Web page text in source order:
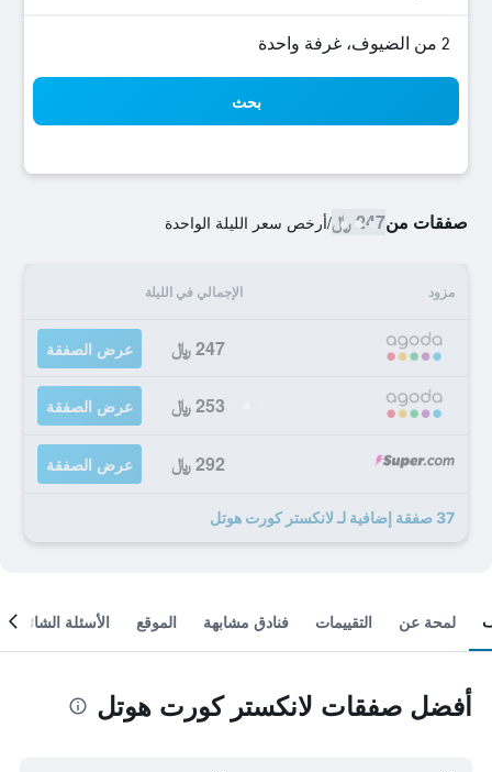
2 من الضيوف، غرفة واحدة
بحث
صفقات من247 ﷼ /أرخص سعر الليلة الواحدة
مزود الإجمالي في الليلة
247 ﷼ عرض الصفقة
253 ﷼ عرض الصفقة
292 ﷼ عرض الصفقة
37 صفقة إضافية لـ لانكستر كورت هوتل
لمحة عن التقييمات فنادق مشابهة الموقع الأسئلة الشائعة
أفضل صفقات لانكستر كورت هوتل